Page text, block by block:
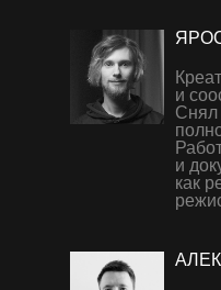
и
Снял
и
как